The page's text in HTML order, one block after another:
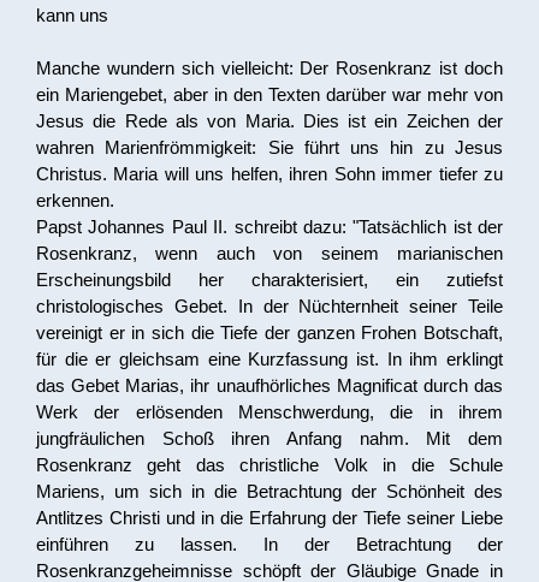
kann uns
Manche wundern sich vielleicht: Der Rosenkranz ist doch
ein Mariengebet, aber in den Texten darüber war mehr von
Jesus die Rede als von Maria. Dies ist ein Zeichen der
wahren Marienfrömmigkeit: Sie führt uns hin zu Jesus
Christus. Maria will uns helfen, ihren Sohn immer tiefer zu
erkennen.
Papst Johannes Paul II. schreibt dazu: "Tatsächlich ist der
Rosenkranz, wenn auch von seinem marianischen
Erscheinungsbild her charakterisiert, ein zutiefst
christologisches Gebet. In der Nüchternheit seiner Teile
vereinigt er in sich die Tiefe der ganzen Frohen Botschaft,
für die er gleichsam eine Kurzfassung ist. In ihm erklingt
das Gebet Marias, ihr unaufhörliches Magnificat durch das
Werk der erlösenden Menschwerdung, die in ihrem
jungfräulichen Schoß ihren Anfang nahm. Mit dem
Rosenkranz geht das christliche Volk in die Schule
Mariens, um sich in die Betrachtung der Schönheit des
Antlitzes Christi und in die Erfahrung der Tiefe seiner Liebe
einführen zu lassen. In der Betrachtung der
Rosenkranzgeheimnisse schöpft der Gläubige Gnade in